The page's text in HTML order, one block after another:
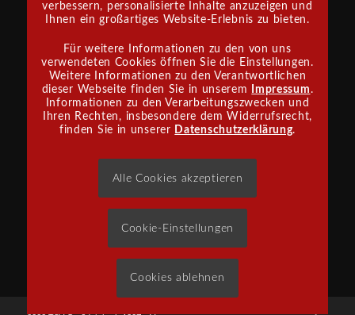
INFORMATIONEN
Impressum
Datenschutz
SPONSOR WERDEN
verbessern, personalisierte Inhalte anzuzeigen und
Ihnen ein großartiges Website-Erlebnis zu bieten.
Für weitere Informationen zu den von uns
verwendeten Cookies öffnen Sie die Einstellungen.
Weitere Informationen zu den Verantwortlichen
dieser Webseite finden Sie in unserem
Impressum.
Informationen zu den Verarbeitungszwecken und
Ihren Rechten, insbesondere dem Widerrufsrecht,
finden Sie in unserer Datenschutzerklärung.
Alle Cookies akzeptieren
Cookie-Einstellungen
Cookies ablehnen